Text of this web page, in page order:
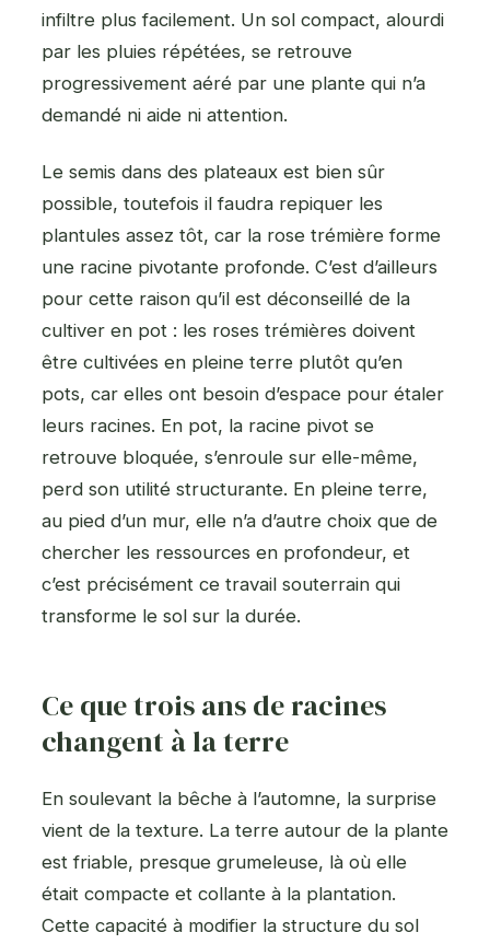
infiltre plus facilement. Un sol compact, alourdi
par les pluies répétées, se retrouve
progressivement aéré par une plante qui n’a
demandé ni aide ni attention.
Le semis dans des plateaux est bien sûr
possible, toutefois il faudra repiquer les
plantules assez tôt, car la rose trémière forme
une racine pivotante profonde. C’est d’ailleurs
pour cette raison qu’il est déconseillé de la
cultiver en pot : les roses trémières doivent
être cultivées en pleine terre plutôt qu’en
pots, car elles ont besoin d’espace pour étaler
leurs racines. En pot, la racine pivot se
retrouve bloquée, s’enroule sur elle-même,
perd son utilité structurante. En pleine terre,
au pied d’un mur, elle n’a d’autre choix que de
chercher les ressources en profondeur, et
c’est précisément ce travail souterrain qui
transforme le sol sur la durée.
Ce que trois ans de racines
changent à la terre
En soulevant la bêche à l’automne, la surprise
vient de la texture. La terre autour de la plante
est friable, presque grumeleuse, là où elle
était compacte et collante à la plantation.
Cette capacité à modifier la structure du sol